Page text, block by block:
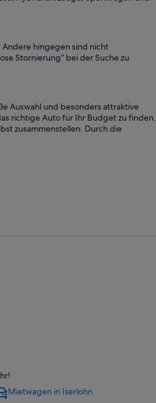
hingegen sind nicht
Stornierung“ bei der Suche zu
Auswahl und besonders attraktive
richtige Auto für Ihr Budget zu finden.
zusammenstellen. Durch die
Mietwagen in Iserlohn